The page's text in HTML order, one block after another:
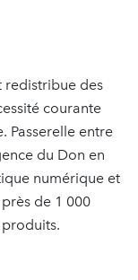
redistribue des
courante
Passerelle entre
du Don en
numérique et
de 1 000